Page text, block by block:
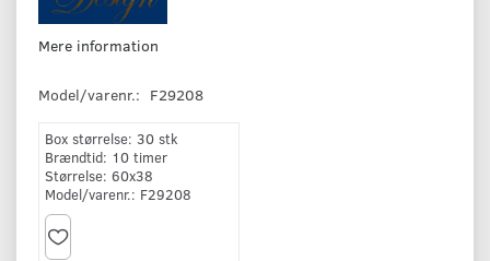
Mere information
Model/varenr.: F29208
Box størrelse: 30 stk
Brændtid: 10 timer
Størrelse: 60x38
Model/varenr.: F29208